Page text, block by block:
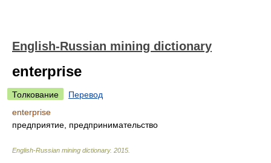
English-Russian mining dictionary
enterprise
Толкование
Перевод
enterprise
предприятие, предпринимательство
English-Russian mining dictionary. 2015